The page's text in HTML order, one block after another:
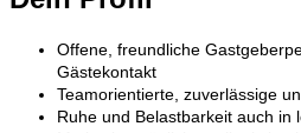
Offene, freundliche
Gästekontakt
Teamorientierte, zuverlässige
Ruhe und Belastbarkeit auch in